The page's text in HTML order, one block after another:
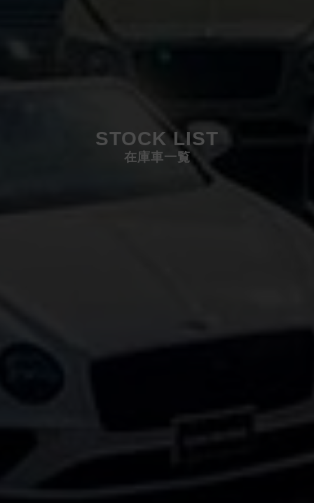
STOCK LIST
在庫車一覧